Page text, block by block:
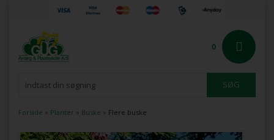
0
Forside » Planter » Buske » Flere buske